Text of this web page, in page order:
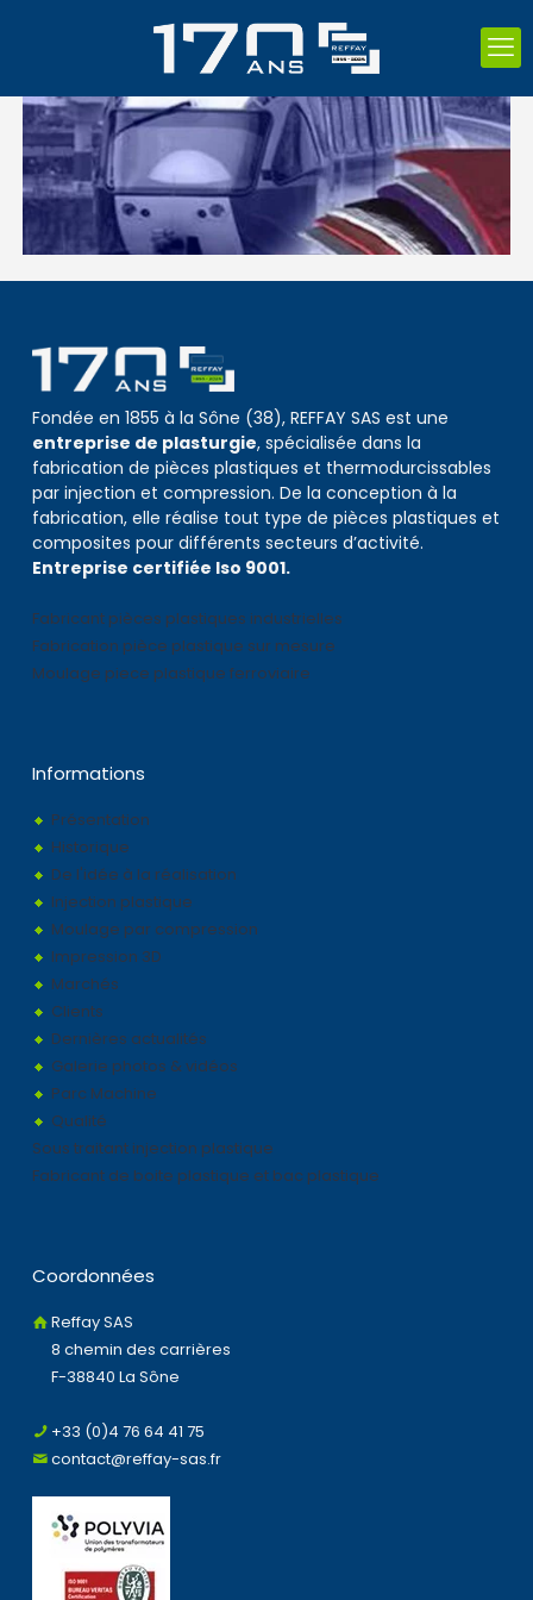
Fondée en 1855 à la Sône (38), REFFAY SAS est une
entreprise de plasturgie, spécialisée dans la
fabrication de pièces plastiques et thermodurcissables
par injection et compression. De la conception à la
fabrication, elle réalise tout type de pièces plastiques et
composites pour différents secteurs d’activité.
Entreprise certifiée Iso 9001.
Fabricant pièces plastiques industrielles
Fabrication pièce plastique sur mesure
Moulage piece plastique ferroviaire
Informations
Présentation
Historique
De l'idée à la réalisation
Injection plastique
Moulage par compression
Impression 3D
Marchés
Clients
Dernières actualités
Galerie photos & vidéos
Parc Machine
Qualité
Sous traitant injection plastique
Fabricant de boite plastique et bac plastique
Coordonnées
Reffay SAS
8 chemin des carrières
F-38840 La Sône
+33 (0)4 76 64 41 75
contact@reffay-sas.fr